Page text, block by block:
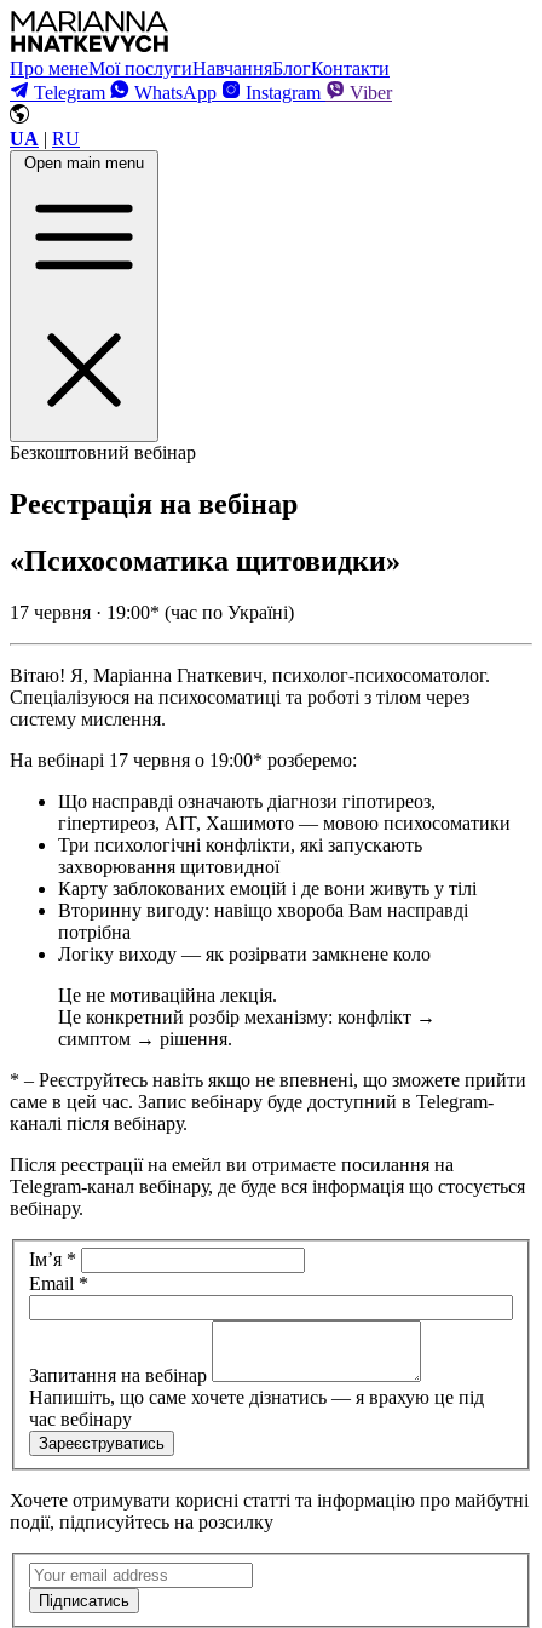
Про менеМої послугиНавчанняБлогКонтакти
Telegram
WhatsApp Instagram Viber
UA | RU
Open main menu
Безкоштовний вебінар
Реєстрація на вебінар
«Психосоматика щитовидки»
17 червня · 19:00* (час по Україні)
Вітаю! Я, Маріанна Гнаткевич, психолог-психосоматолог.
Спеціалізуюся на психосоматиці та роботі з тілом через
систему мислення.
На вебінарі 17 червня о 19:00* розберемо:
Що насправді означають діагнози гіпотиреоз,
гіпертиреоз, AIT, Хашимото — мовою психосоматики
Три психологічні конфлікти, які запускають
захворювання щитовидної
Карту заблокованих емоцій і де вони живуть у тілі
Вторинну вигоду: навіщо хвороба Вам насправді
потрібна
Логіку виходу — як розірвати замкнене коло
Це не мотиваційна лекція.
Це конкретний розбір механізму: конфлікт →
симптом → рішення.
* – Реєструйтесь навіть якщо не впевнені, що зможете прийти
саме в цей час. Запис вебінару буде доступний в Telegram-
каналі після вебінару.
Після реєстрації на емейл ви отримаєте посилання на
Telegram-канал вебінару, де буде вся інформація що стосується
вебінару.
Реєстрація
на
вебінар2
Імʼя *
Email *
Запитання на вебінар
Напишіть, що саме хочете дізнатись — я врахую це під
час вебінару
Зареєструватись
Хочете отримувати корисні статті та інформацію про майбутні
події, підписуйтесь на розсилку
Підписка
на
розсилку
Підписатись